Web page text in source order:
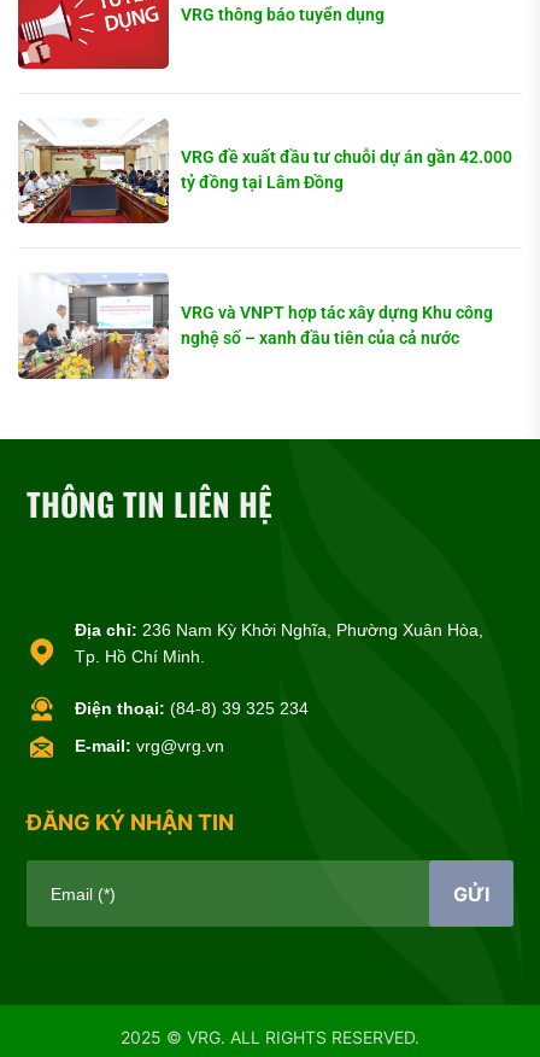
VRG thông báo tuyển dụng
VRG đề xuất đầu tư chuỗi dự án gần 42.000
tỷ đồng tại Lâm Đồng
VRG và VNPT hợp tác xây dựng Khu công
nghệ số – xanh đầu tiên của cả nước
THÔNG TIN LIÊN HỆ
Địa chỉ: 236 Nam Kỳ Khởi Nghĩa, Phường Xuân Hòa,
Tp. Hồ Chí Minh.
Điện thoại: (84-8) 39 325 234
E-mail: vrg@vrg.vn
ĐĂNG KÝ NHẬN TIN
Email (*) GỬI
2025 © VRG. ALL RIGHTS RESERVED.